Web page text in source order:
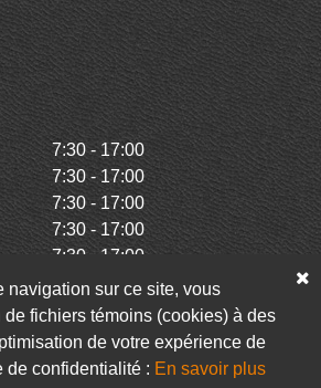
7:30 - 17:00
7:30 - 17:00
7:30 - 17:00
7:30 - 17:00
7:30 - 17:00
Fermé
Fermé
Infolettre
navigation sur ce site, vous
fichiers témoins (cookies) à des
de votre expérience de
de confidentialité : En savoir plus